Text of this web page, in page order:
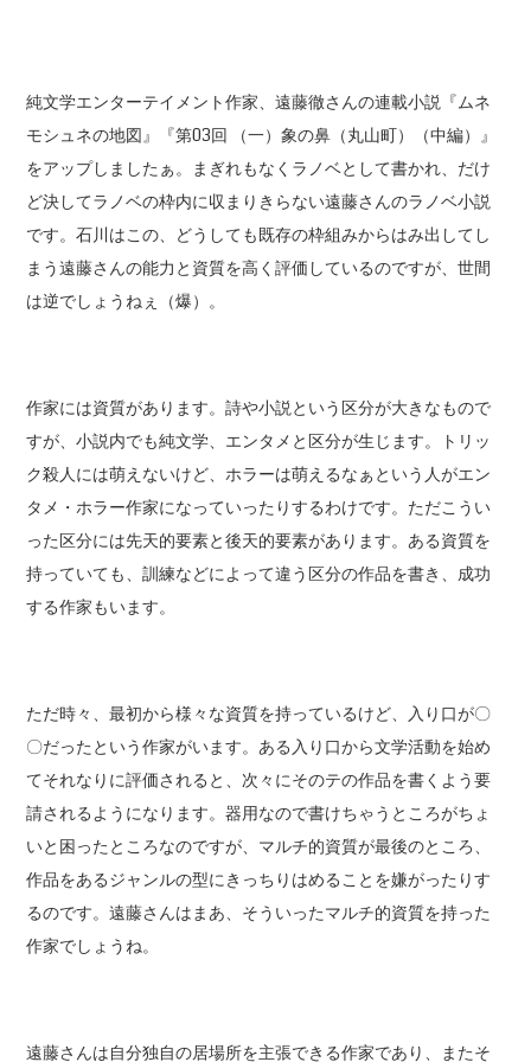
純文学エンターテイメント作家、遠藤徹さんの連載小説『ムネ
モシュネの地図』『第03回 （一）象の鼻（丸山町）（中編）』
をアップしましたぁ。まぎれもなくラノベとして書かれ、だけ
ど決してラノベの枠内に収まりきらない遠藤さんのラノベ小説
です。石川はこの、どうしても既存の枠組みからはみ出してし
まう遠藤さんの能力と資質を高く評価しているのですが、世間
は逆でしょうねぇ（爆）。
作家には資質があります。詩や小説という区分が大きなもので
すが、小説内でも純文学、エンタメと区分が生じます。トリッ
ク殺人には萌えないけど、ホラーは萌えるなぁという人がエン
タメ・ホラー作家になっていったりするわけです。ただこうい
った区分には先天的要素と後天的要素があります。ある資質を
持っていても、訓練などによって違う区分の作品を書き、成功
する作家もいます。
ただ時々、最初から様々な資質を持っているけど、入り口が〇
〇だったという作家がいます。ある入り口から文学活動を始め
てそれなりに評価されると、次々にそのテの作品を書くよう要
請されるようになります。器用なので書けちゃうところがちょ
いと困ったところなのですが、マルチ的資質が最後のところ、
作品をあるジャンルの型にきっちりはめることを嫌がったりす
るのです。遠藤さんはまあ、そういったマルチ的資質を持った
作家でしょうね。
遠藤さんは自分独自の居場所を主張できる作家であり、またそ